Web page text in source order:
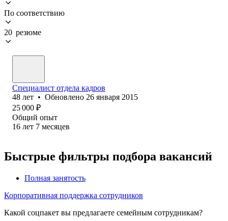
По соответствию
20 резюме
Специалист отдела кадров
48 лет • Обновлено 26 января 2015
25 000 ₽
Общий опыт
16 лет 7 месяцев
Быстрые фильтры подбора вакансий
Полная занятость
Корпоративная поддержка сотрудников
Какой соцпакет вы предлагаете семейным сотрудникам?